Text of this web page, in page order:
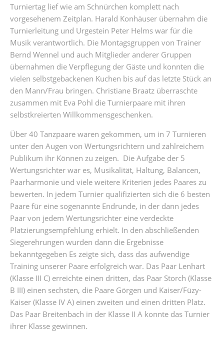
Turniertag lief wie am Schnürchen komplett nach
vorgesehenem Zeitplan. Harald Konhäuser übernahm die
Turnierleitung und Urgestein Peter Helms war für die
Musik verantwortlich. Die Montagsgruppen von Trainer
Bernd Wennel und auch Mitglieder anderer Gruppen
übernahmen die Verpflegung der Gäste und konnten die
vielen selbstgebackenen Kuchen bis auf das letzte Stück an
den Mann/Frau bringen. Christiane Braatz überraschte
zusammen mit Eva Pohl die Turnierpaare mit ihren
selbstkreierten Willkommensgeschenken.
Über 40 Tanzpaare waren gekommen, um in 7 Turnieren
unter den Augen von Wertungsrichtern und zahlreichem
Publikum ihr Können zu zeigen. Die Aufgabe der 5
Wertungsrichter war es, Musikalität, Haltung, Balancen,
Paarharmonie und viele weitere Kriterien jedes Paares zu
bewerten. In jedem Turnier qualifizierten sich die 6 besten
Paare für eine sogenannte Endrunde, in der dann jedes
Paar von jedem Wertungsrichter eine verdeckte
Platzierungsempfehlung erhielt. In den abschließenden
Siegerehrungen wurden dann die Ergebnisse
bekanntgegeben Es zeigte sich, dass das aufwendige
Training unserer Paare erfolgreich war. Das Paar Lenhart
(Klasse III C) erreichte einen dritten, das Paar Storch (Klasse
B III) einen sechsten, die Paare Görgen und Kaiser/Füzy-
Kaiser (Klasse IV A) einen zweiten und einen dritten Platz.
Das Paar Breitenbach in der Klasse II A konnte das Turnier
ihrer Klasse gewinnen.